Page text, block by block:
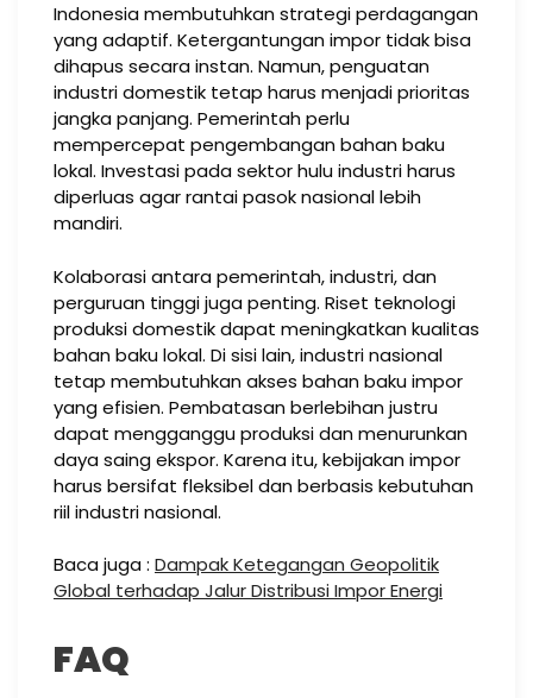
Indonesia membutuhkan strategi perdagangan
yang adaptif. Ketergantungan impor tidak bisa
dihapus secara instan. Namun, penguatan
industri domestik tetap harus menjadi prioritas
jangka panjang. Pemerintah perlu
mempercepat pengembangan bahan baku
lokal. Investasi pada sektor hulu industri harus
diperluas agar rantai pasok nasional lebih
mandiri.
Kolaborasi antara pemerintah, industri, dan
perguruan tinggi juga penting. Riset teknologi
produksi domestik dapat meningkatkan kualitas
bahan baku lokal. Di sisi lain, industri nasional
tetap membutuhkan akses bahan baku impor
yang efisien. Pembatasan berlebihan justru
dapat mengganggu produksi dan menurunkan
daya saing ekspor. Karena itu, kebijakan impor
harus bersifat fleksibel dan berbasis kebutuhan
riil industri nasional.
Baca juga : Dampak Ketegangan Geopolitik
Global terhadap Jalur Distribusi Impor Energi
FAQ